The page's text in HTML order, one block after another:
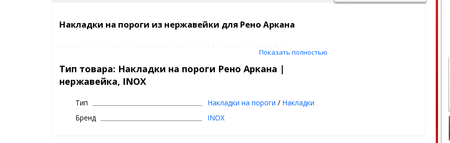
Накладки на пороги из нержавейки для Рено Аркана
Защитные накладки на пороги Рено Аркана эффективно защитят Ваш
автомобиль от механических повреждений, возникающих в результате
случайных задеваний ногами порогов. У вас не будет проблем с потертостями
лакокрасочного покрытия, трещинами и царапинами. А если Вы уже поцарапали -
то самый простой способ - приклеить накладки на пороги, которые и перекроют
кислотостойкой стали и будут радовать Вас долгие годы.
Установка:
Показать полностью
Тип товара: Накладки на пороги Рено Аркана |
нержавейка, INOX
Тип Накладки на пороги / Накладки
Бренд
INOX